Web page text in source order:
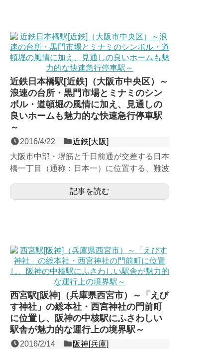
近鉄日本橋駅[近鉄]（大阪市中央区）～
浪速の台所・黒門市場とミナミのシン
ボル・道頓堀の風情に加え、見通しの
良いホームも魅力的な快速急行停車駅
～
2016/4/22
近鉄[大阪]
大阪市中部・堺筋と千日前通が交差する日本
橋一丁目（通称：日本一）に位置する、難波
大阪地下鉄堺筋線と千...
記事を読む
西宮駅[阪神]（兵庫県西宮市）～「えび
す神社」の総本社・西宮神社の門前町
に位置し、阪神の中核駅にふさわしい
駅舎が魅力的な運行上の境界駅～
2016/2/14
阪神[兵庫]